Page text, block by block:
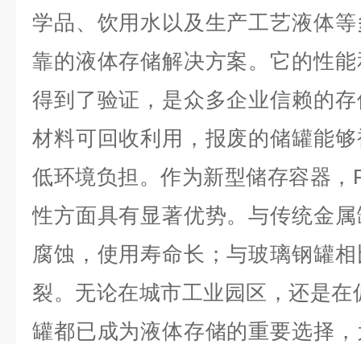
学品、饮用水以及生产工艺液体
靠的液体存储解决方案。它的性
得到了验证，是众多企业信赖的
材料可回收利用，报废的储罐能
低环境负担。作为新型储存容器，
性方面具有显著优势。与传统金
腐蚀，使用寿命长；与玻璃钢罐
裂。无论在城市工业园区，还是
罐都已成为液体存储的重要选择